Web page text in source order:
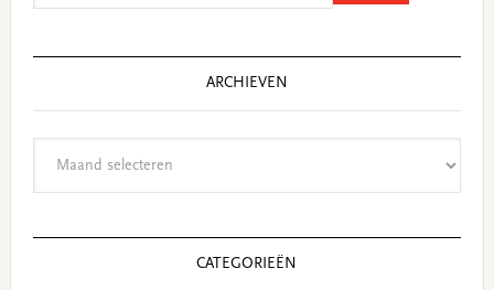
ARCHIEVEN
CATEGORIEËN